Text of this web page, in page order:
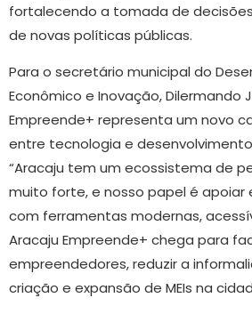
fortalecendo a tomada de
de novas políticas públicas.
Para o secretário municipal do
Econômico e Inovação, Dilermando
Empreende+ representa um novo
entre tecnologia e
“Aracaju tem um ecossistema de
muito forte, e nosso papel é apoiar
com ferramentas modernas,
Aracaju Empreende+ chega para
empreendedores, reduzir a
criação e expansão de MEIs na